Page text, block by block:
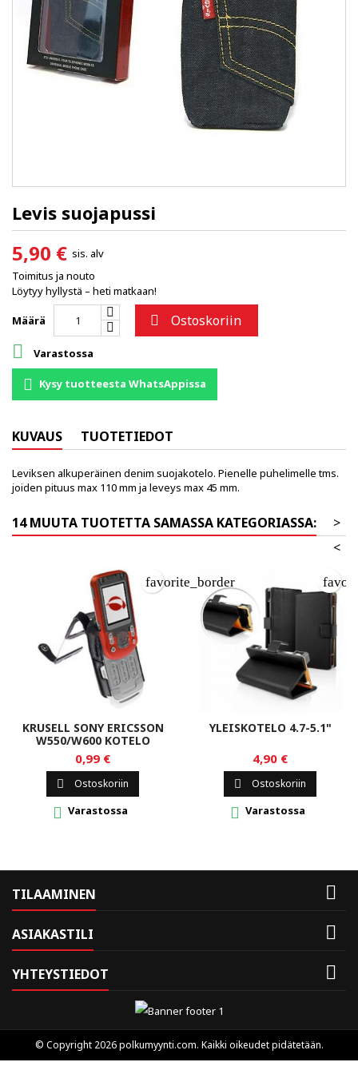
Levis suojapussi
5,90 € sis. alv
Toimitus ja nouto
Löytyy hyllystä – heti matkaan!
Määrä  Ostoskoriin
 Varastossa
Kysy tuotteesta WhatsAppissa
KUVAUS TUOTETIEDOT
Leviksen alkuperäinen denim suojakotelo. Pienelle puhelimelle tms.
joiden pituus max 110 mm ja leveys max 45 mm.
14 MUUTA TUOTETTA SAMASSA KATEGORIASSA:
>
<
KRUSELL SONY ERICSSON
W550/W600 KOTELO
0,99 €
 Ostoskoriin
 Varastossa
favorite_border
YLEISKOTELO 4.7-5.1"
4,90 €
 Ostoskoriin
 Varastossa
TILAAMINEN 
ASIAKASTILI 
YHTEYSTIEDOT 
© Copyright 2026 polkumyynti.com. Kaikki oikeudet pidätetään.